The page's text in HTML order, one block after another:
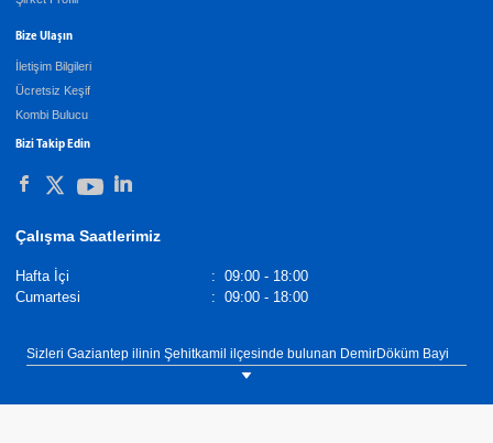
Bize Ulaşın
İletişim Bilgileri
Ücretsiz Keşif
Kombi Bulucu
Bizi Takip Edin
Çalışma Saatlerimiz
Hafta İçi : 09:00 - 18:00
Cumartesi
: 09:00 - 18:00
Sizleri Gaziantep ilinin Şehitkamil ilçesinde bulunan DemirDöküm Bayi
İlkem Klima showroomumuza bekliyoruz. Tel: 0(549) 527 27 37